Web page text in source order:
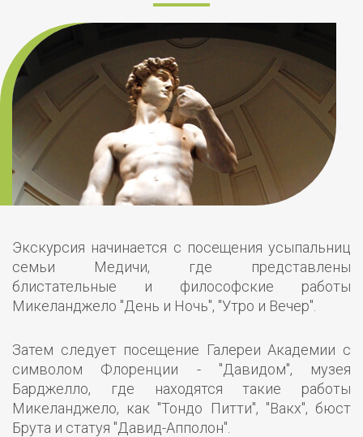
Экскурсия начинается с посещения усыпальниц
семьи Медичи, где представлены
блистательные и философские работы
Микеланджело "День и Ночь", "Утро и Вечер".
Затем следует посещение Галереи Академии с
символом Флоренции - "Давидом", музея
Барджелло, где находятся такие работы
Микеланджело, как "Тондо Питти", "Вакх", бюст
Брута и статуя "Давид-Апполон".